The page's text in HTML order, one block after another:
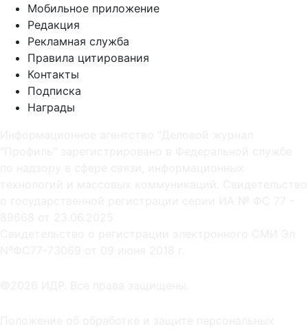
Мобильное приложение
Редакция
Рекламная служба
Правила цитирования
Контакты
Подписка
Награды